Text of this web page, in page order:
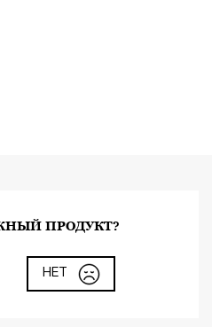
ПРОДУКТ?
НЕТ